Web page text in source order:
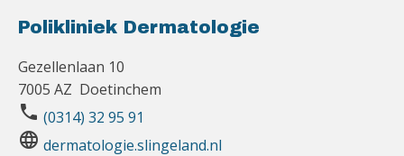
Polikliniek Dermatologie
Gezellenlaan 10
7005 AZ Doetinchem
phone (0314) 32 95 91
language dermatologie.slingeland.nl